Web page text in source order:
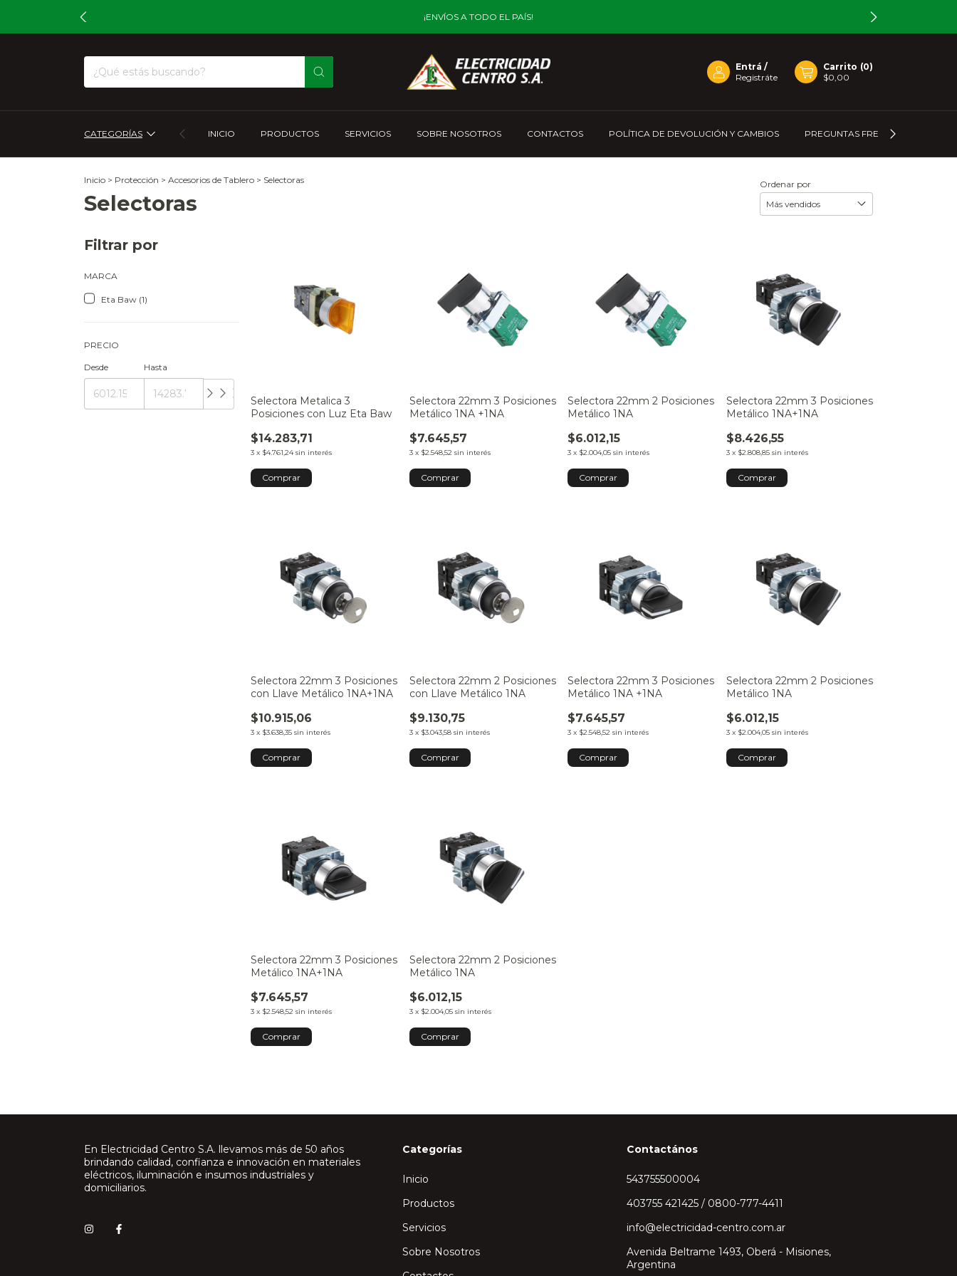
¡ENVÍOS A TODO EL PAÍS!
Entrá /
Registráte
Carrito (0)
$0,00
CATEGORÍAS INICIO PRODUCTOS SERVICIOS SOBRE NOSOTROS CONTACTOS POLÍTICA DE DEVOLUCIÓN Y CAMBIOS PREGUNTAS FRECUENTES
Inicio > Protección > Accesorios de Tablero > Selectoras
Selectoras
Ordenar por
Filtrar por
MARCA
Eta Baw (1)
PRECIO
Desde Hasta
Selectora Metalica 3
Posiciones con Luz Eta Baw
$14.283,71
3 x $4.761,24 sin interés
Selectora 22mm 3 Posiciones
Metálico 1NA +1NA
$7.645,57
3 x $2.548,52 sin interés
Selectora 22mm 2 Posiciones
Metálico 1NA
$6.012,15
3 x $2.004,05 sin interés
Selectora 22mm 3 Posiciones
Metálico 1NA+1NA
$8.426,55
3 x $2.808,85 sin interés
Selectora 22mm 3 Posiciones
con Llave Metálico 1NA+1NA
$10.915,06
3 x $3.638,35 sin interés
Selectora 22mm 2 Posiciones
con Llave Metálico 1NA
$9.130,75
3 x $3.043,58 sin interés
Selectora 22mm 3 Posiciones
Metálico 1NA +1NA
$7.645,57
3 x $2.548,52 sin interés
Selectora 22mm 2 Posiciones
Metálico 1NA
$6.012,15
3 x $2.004,05 sin interés
Selectora 22mm 3 Posiciones
Metálico 1NA+1NA
$7.645,57
3 x $2.548,52 sin interés
Selectora 22mm 2 Posiciones
Metálico 1NA
$6.012,15
3 x $2.004,05 sin interés
En Electricidad Centro S.A. llevamos más de 50 años
brindando calidad, confianza e innovación en materiales
eléctricos, iluminación e insumos industriales y
domiciliarios.
Categorías
Inicio
Productos
Servicios
Sobre Nosotros
Contactános
543755500004
403755 421425 / 0800-777-4411
info@electricidad-centro.com.ar
Avenida Beltrame 1493, Oberá - Misiones,
Argentina